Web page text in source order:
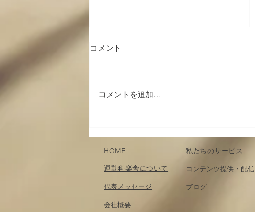
身体を動かしたい人へ
コメント
コメントを追加…
HOME
運動科楽舎について
代表メッセージ
会社概要
私たちのサービス
コンテンツ​提供・配信
​ブログ